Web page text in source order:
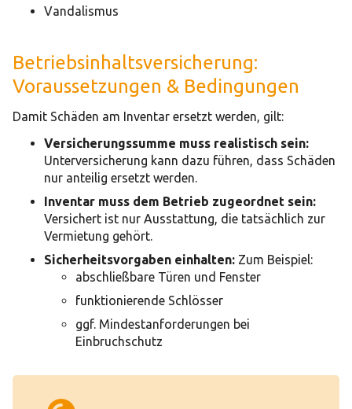
Vandalismus
Betriebsinhaltsversicherung:
Voraussetzungen & Bedingungen
Damit Schäden am Inventar ersetzt werden, gilt:
Versicherungssumme muss realistisch sein:
Unterversicherung kann dazu führen, dass Schäden
nur anteilig ersetzt werden.
Inventar muss dem Betrieb zugeordnet sein:
Versichert ist nur Ausstattung, die tatsächlich zur
Vermietung gehört.
Sicherheitsvorgaben einhalten: Zum Beispiel:
abschließbare Türen und Fenster
funktionierende Schlösser
ggf. Mindestanforderungen bei
Einbruchschutz